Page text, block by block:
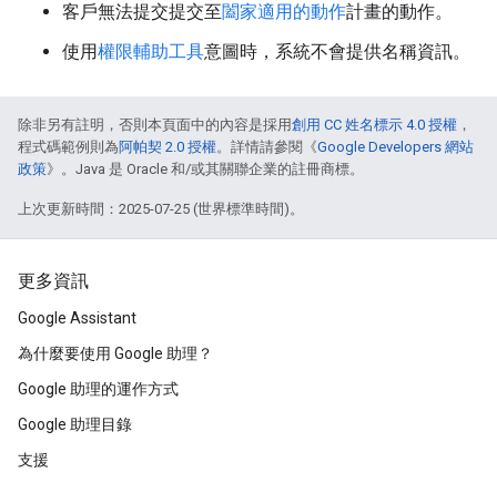
客戶無法提交提交至闔家適用的動作計畫的動作。
使用權限輔助工具意圖時，系統不會提供名稱資訊。
除非另有註明，否則本頁面中的內容是採用創用 CC 姓名標示 4.0 授權 ，
程式碼範例則為阿帕契 2.0 授權。詳情請參閱《Google Developers 網站
政策》。Java 是 Oracle 和/或其關聯企業的註冊商標。
上次更新時間：2025-07-25 (世界標準時間)。
更多資訊
Google Assistant
為什麼要使用 Google 助理？
Google 助理的運作方式
Google 助理目錄
支援